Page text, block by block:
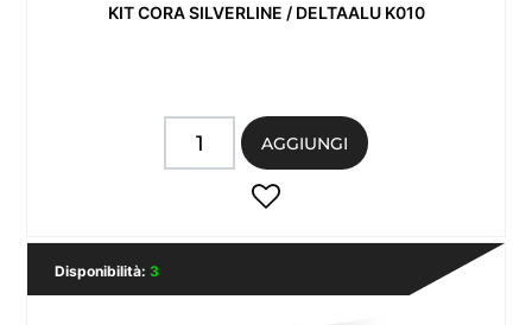
KIT CORA SILVERLINE / DELTAALU K010
Quantità
AGGIUNGI
Disponibilità: 3